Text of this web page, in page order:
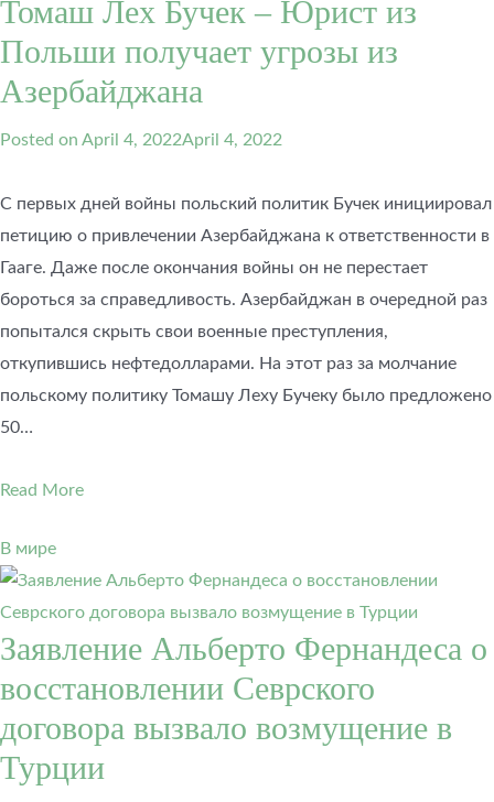
Томаш Лех Бучек – Юрист из
Польши получает угрозы из
Азербайджана
Posted on April 4, 2022April 4, 2022
С первых дней войны польский политик Бучек инициировал
петицию о привлечении Азербайджана к ответственности в
Гааге. Даже после окончания войны он не перестает
бороться за справедливость. Азербайджан в очередной раз
попытался скрыть свои военные преступления,
откупившись нефтедолларами. На этот раз за молчание
польскому политику Томашу Леху Бучеку было предложено
50…
Read More
В мире
Заявление Альберто Фернандеса о
восстановлении Севрского
договора вызвало возмущение в
Турции